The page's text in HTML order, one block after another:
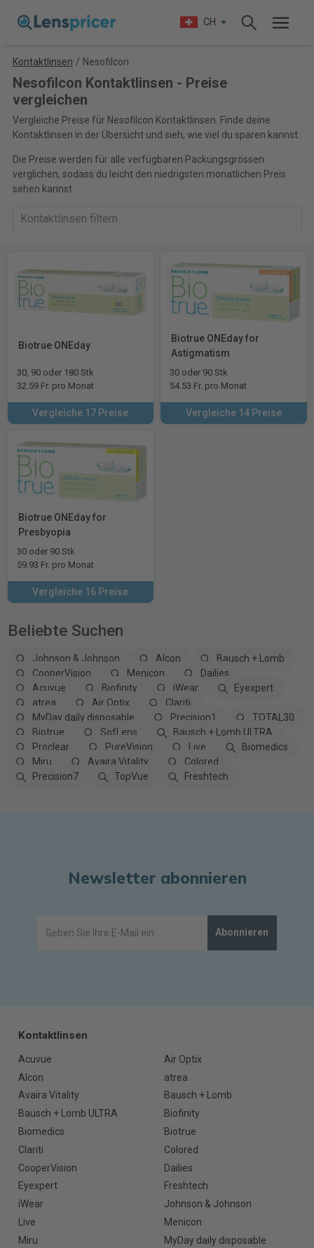
CH
Kontaktlinsen / Nesofilcon
Nesofilcon Kontaktlinsen - Preise
vergleichen
Vergleiche Preise für Nesofilcon Kontaktlinsen. Finde deine
Kontaktlinsen in der Übersicht und sieh, wie viel du sparen kannst.
Die Preise werden für alle verfügbaren Packungsgrössen
verglichen, sodass du leicht den niedrigsten monatlichen Preis
sehen kannst.
Biotrue ONEday
30, 90 oder 180 Stk
32.59 Fr. pro Monat
Vergleiche 17 Preise
Biotrue ONEday for
Astigmatism
30 oder 90 Stk
54.53 Fr. pro Monat
Vergleiche 14 Preise
Biotrue ONEday for
Presbyopia
30 oder 90 Stk
59.93 Fr. pro Monat
Vergleiche 16 Preise
Beliebte Suchen
Johnson & Johnson Alcon
Bausch + Lomb
CooperVision
Menicon
Dailies
Acuvue
Biofinity iWear
Eyexpert
atrea
Air Optix
Clariti
MyDay daily disposable
Precision1
TOTAL30
Biotrue
SofLens
Bausch + Lomb ULTRA
Proclear
PureVision Live
Biomedics
Miru
Avaira Vitality
Colored
Precision7
TopVue Freshtech
Newsletter abonnieren
Abonnieren
Kontaktlinsen
Acuvue
Air Optix
Alcon
atrea
Avaira Vitality
Bausch + Lomb
Bausch + Lomb ULTRA
Biofinity
Biomedics
Biotrue
Clariti
Colored
CooperVision
Dailies
Eyexpert
Freshtech
iWear
Johnson & Johnson
Live
Menicon
Miru
MyDay daily disposable